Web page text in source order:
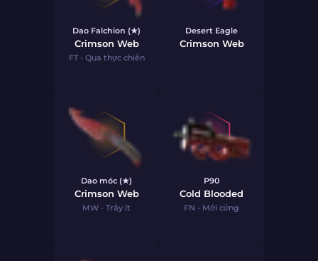
Dao Falchion (★)
Crimson Web
FT - Qua thực chiến
Desert Eagle
Crimson Web
Dao móc (★)
Crimson Web
MW - Trầy ít
P90
Cold Blooded
FN - Mới cứng